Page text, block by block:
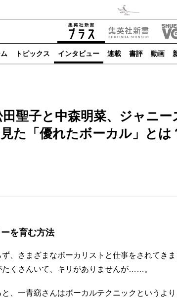
トピックス インタビュー 連載 書評 動画
聖子と中森明菜、ジャニー
た「優れたボーカル」とは
を育む方法
、さまざまなボーカリストと仕事をされてき
たくさんいて、キリがありませんが……。
、一青窈さんはボーカルテクニックというより